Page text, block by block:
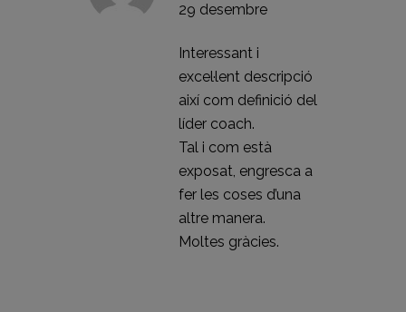
29 desembre
Interessant i
excel·lent descripció
així com definició del
líder coach.
Tal i com està
exposat, engresca a
fer les coses d’una
altre manera.
Moltes gràcies.